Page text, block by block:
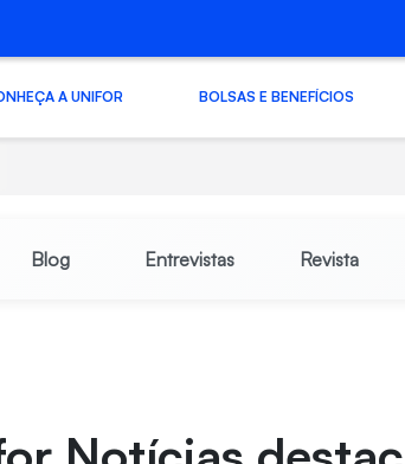
A UNIFOR BOLSAS E BENEFÍCIOS
Blog Entrevistas Revista